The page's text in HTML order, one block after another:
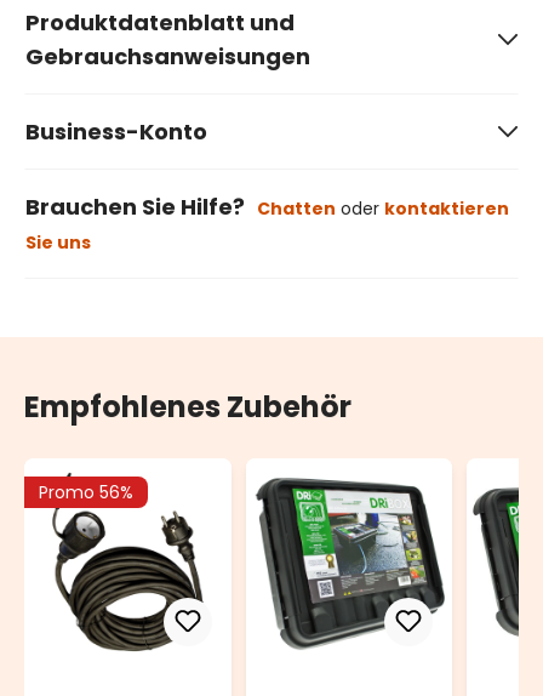
Produktdatenblatt und
Gebrauchsanweisungen
Business-Konto
Brauchen Sie Hilfe? Chatten oder kontaktieren
Sie uns
Empfohlenes Zubehör
Promo 56%